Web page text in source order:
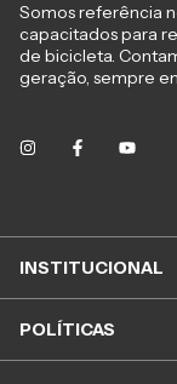
Somos referência
capacitados para
de bicicleta.
geração, sempre
INSTITUCIONAL
POLÍTICAS